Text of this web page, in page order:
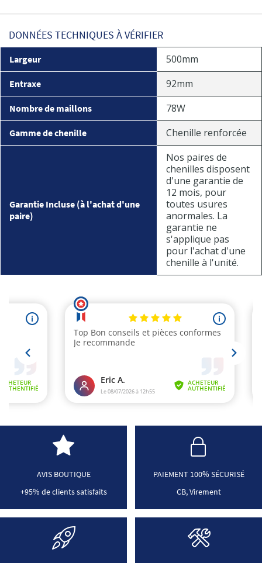
DONNÉES TECHNIQUES À VÉRIFIER
Largeur 500mm
Entraxe 92mm
Nombre de maillons 78W
Gamme de chenille Chenille renforcée
Garantie Incluse (à l'achat d'une
paire)
Nos paires de
chenilles disposent
d'une garantie de
12 mois, pour
toutes usures
anormales. La
garantie ne
s'applique pas
pour l'achat d'une
chenille à l'unité.
AVIS BOUTIQUE
+95% de clients satisfaits
PAIEMENT 100% SÉCURISÉ
CB, Virement